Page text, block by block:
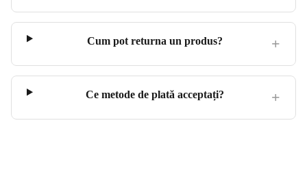
Cum pot returna un produs?
Ce metode de plată acceptați?